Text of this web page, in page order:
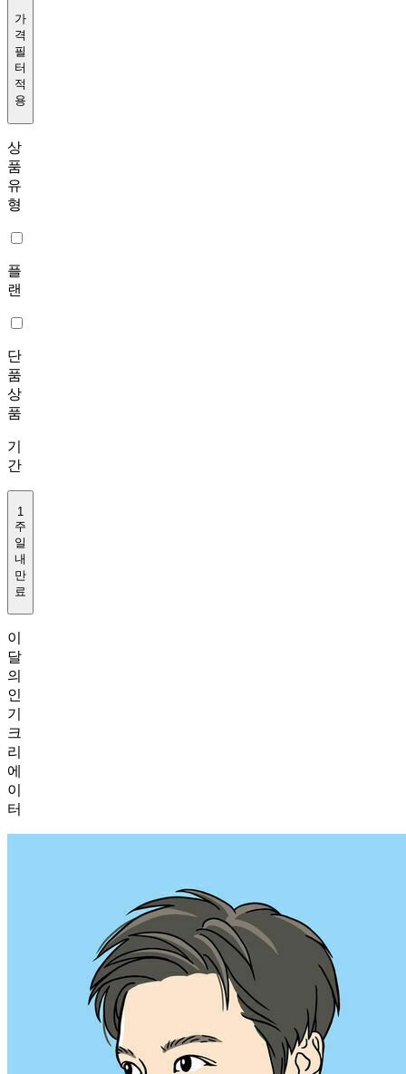
가
격
필
터
적
용
상
품
유
형
플
랜
단
품
상
품
기
간
1
주
일
내
만
료
이
달
의
인
기
크
리
에
이
터